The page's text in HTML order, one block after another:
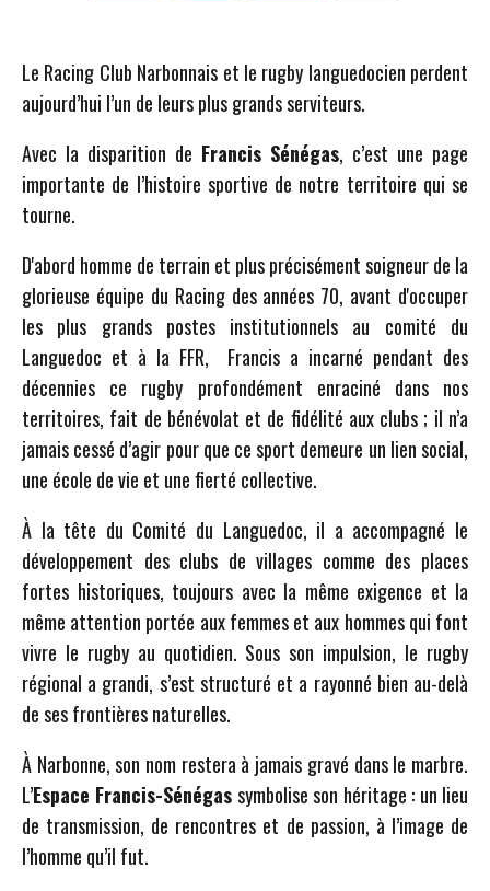
Le Racing Club Narbonnais et le rugby languedocien perdent
aujourd’hui l’un de leurs plus grands serviteurs.
Avec la disparition de Francis Sénégas, c’est une page
importante de l’histoire sportive de notre territoire qui se
tourne.
D'abord homme de terrain et plus précisément soigneur de la
glorieuse équipe du Racing des années 70, avant d'occuper
les plus grands postes institutionnels au comité du
Languedoc et à la FFR, Francis a incarné pendant des
décennies ce rugby profondément enraciné dans nos
territoires, fait de bénévolat et de fidélité aux clubs ; il n’a
jamais cessé d’agir pour que ce sport demeure un lien social,
une école de vie et une fierté collective.
À la tête du Comité du Languedoc, il a accompagné le
développement des clubs de villages comme des places
fortes historiques, toujours avec la même exigence et la
même attention portée aux femmes et aux hommes qui font
vivre le rugby au quotidien. Sous son impulsion, le rugby
régional a grandi, s’est structuré et a rayonné bien au-delà
de ses frontières naturelles.
À Narbonne, son nom restera à jamais gravé dans le marbre.
L’Espace Francis-Sénégassymbolise son héritage : un lieu
de transmission, de rencontres et de passion, à l’image de
l’homme qu’il fut.